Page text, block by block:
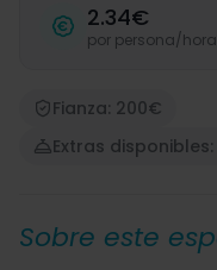
2.34€
por persona/hora
Fianza: 200€
Extras
Sobre este